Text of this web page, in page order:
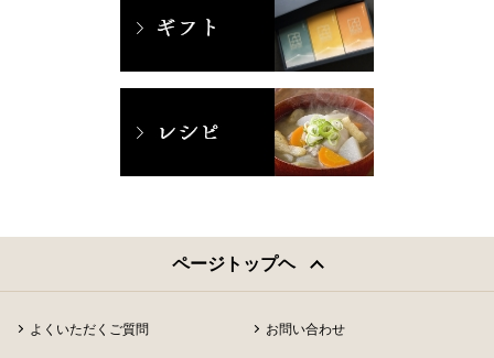
ページトップヘ
よくいただくご質問 お問い合わせ